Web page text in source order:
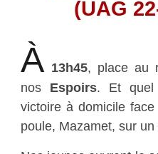
(UAG
À 13h45, place au
nos Espoirs. Et quel
victoire à domicile
poule, Mazamet, sur